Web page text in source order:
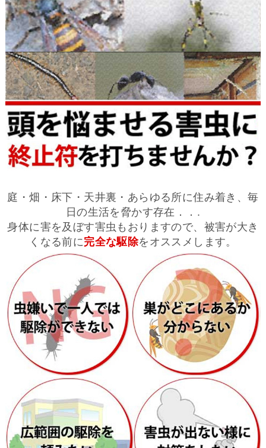
庭・畑・床下・天井裏・あらゆる所に住み着き、毎
日の生活を脅かす存在．．.
身体に害を及ぼす害虫もおりますので、被害が大き
くなる前に完全な駆除をオススメします。